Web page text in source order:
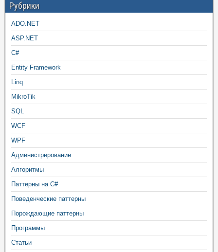
Рубрики
ADO.NET
ASP.NET
C#
Entity Framework
Linq
MikroTik
SQL
WCF
WPF
Администрирование
Алгоритмы
Паттерны на C#
Поведенческие паттерны
Порождающие паттерны
Программы
Статьи